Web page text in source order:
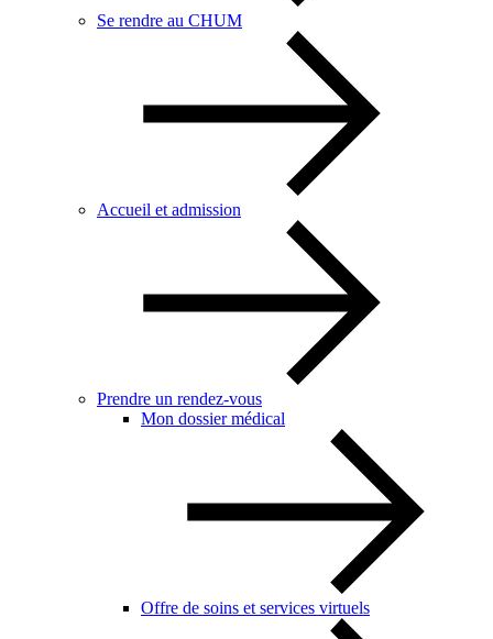
Se rendre au CHUM
Accueil et admission
Prendre un rendez-vous
Mon dossier médical
Offre de soins et services virtuels